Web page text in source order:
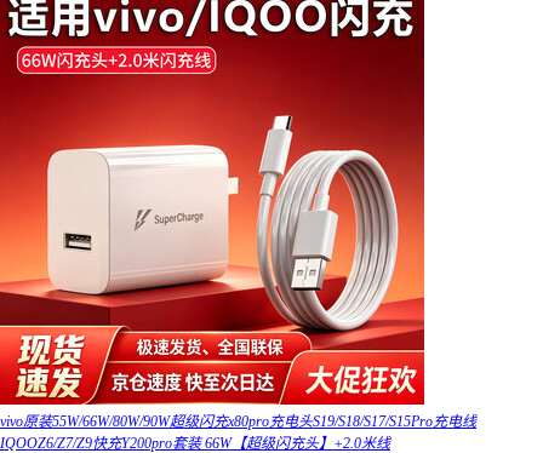
vivo原装55W/66W/80W/90W超级闪充x80pro充电头S19/S18/S17/S15Pro充电线
IQOOZ6/Z7/Z9快充Y200pro套装 66W【超级闪充头】+2.0米线